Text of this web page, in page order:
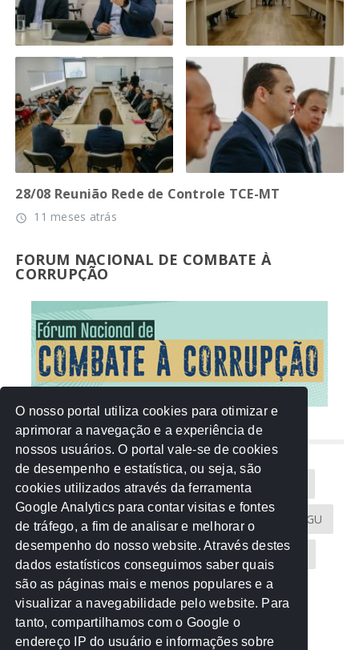
28/08 Reunião Rede de Controle TCE-MT
access_time 11 meses atrás
FORUM NACIONAL DE COMBATE À
CORRUPÇÃO
NUVEM DE TAGS
Acontece na Rede AGU AMM
Atricon Audicom CAU-MT CGU
CREA-MT Eventos MPC-MT MPE-MT
MPF Notícias PF PGE-MT PGR
Receita Federal Sem categoria
O nosso portal utiliza cookies para otimizar e
aprimorar a navegação e a experiência de
nossos usuários. O portal vale-se de cookies
de desempenho e estatística, ou seja, são
cookies utilizados através da ferramenta
Google Analytics para contar visitas e fontes
de tráfego, a fim de analisar e melhorar o
desempenho do nosso website. Através destes
dados estatísticos conseguimos saber quais
são as páginas mais e menos populares e a
visualizar a navegabilidade pelo website. Para
tanto, compartilhamos com o Google o
endereço IP do usuário e informações sobre